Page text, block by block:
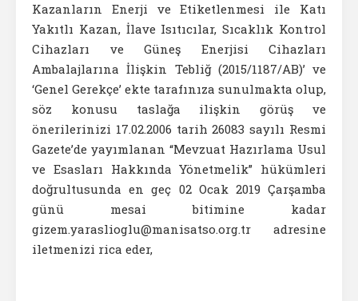
Kazanların Enerji ve Etiketlenmesi ile Katı
Yakıtlı Kazan, İlave Isıtıcılar, Sıcaklık Kontrol
Cihazları ve Güneş Enerjisi Cihazları
Ambalajlarına İlişkin Tebliğ (2015/1187/AB)’ ve
‘Genel Gerekçe’ ekte tarafınıza sunulmakta olup,
söz konusu taslağa ilişkin görüş ve
önerilerinizi 17.02.2006 tarih 26083 sayılı Resmi
Gazete’de yayımlanan “Mevzuat Hazırlama Usul
ve Esasları Hakkında Yönetmelik” hükümleri
doğrultusunda en geç 02 Ocak 2019 Çarşamba
günü mesai bitimine kadar
gizem.yaraslioglu@manisatso.org.tr adresine
iletmenizi rica eder,